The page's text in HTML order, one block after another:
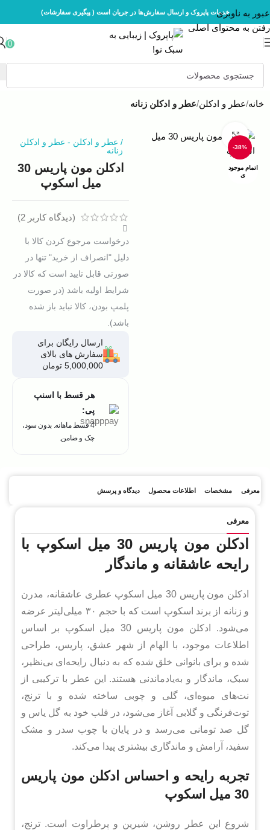
عبور به ناوبری
رفتن به محتوای اصلی
خدمات پاپروک و ارسال سفارش‌ها در جریان است ( پیگیری سفارشات)
0
خانه عطر و ادکلن عطر و ادکلن زنانه
-38%
اتمام موجود
ی
بزرگنمایی تصویر
/ عطر و ادکلن - عطر و ادکلن
زنانه
ادکلن مون پاریس 30
میل اسکوپ
(دیدگاه کاربر 2
)
درخواست مرجوع کردن کالا با
دلیل "انصراف از خرید" تنها در
صورتی قابل تایید است که کالا در
شرایط اولیه باشد (در صورت
پلمپ بودن، کالا نباید باز شده
باشد).
ارسال رایگان برای
سفارش های بالای
5,000,000 تومان
هر قسط با اسنپ
پی:
4 قسط ماهانه. بدون سود،
چک و ضامن.
معرفی مشخصات اطلاعات محصول دیدگاه و پرسش
معرفی
ادکلن مون پاریس 30 میل اسکوپ با
رایحه عاشقانه و ماندگار
ادکلن مون پاریس 30 میل اسکوپ عطری عاشقانه، مدرن
و زنانه از برند اسکوپ است که با حجم ۳۰ میلی‌لیتر عرضه
می‌شود. ادکلن مون پاریس 30 میل اسکوپ بر اساس
اطلاعات موجود، با الهام از شهر عشق، پاریس، طراحی
شده و برای بانوانی خلق شده که به دنبال رایحه‌ای بی‌نظیر،
سبک، ماندگار و به‌یادماندنی هستند. این عطر با ترکیبی از
نت‌های میوه‌ای، گلی و چوبی ساخته شده و با ترنج،
توت‌فرنگی و گلابی آغاز می‌شود، در قلب خود به گل یاس و
گل صد تومانی می‌رسد و در پایان با چوب سدر و مشک
سفید، آرامش و ماندگاری بیشتری پیدا می‌کند.
تجربه رایحه و احساس ادکلن مون پاریس
30 میل اسکوپ
شروع این عطر روشن، شیرین و پرطراوت است. ترنج،